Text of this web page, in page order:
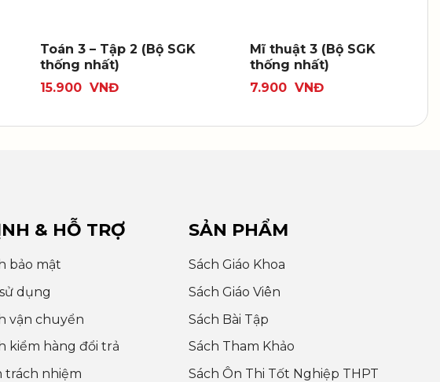
Toán 3 – Tập 2 (Bộ SGK
thống nhất)
15.900 VNĐ
Mĩ thuật 3 (Bộ SGK
thống nhất)
7.900 VNĐ
& HỖ TRỢ
bảo mật
dụng
vận chuyển
kiểm hàng đổi trả
trách nhiệm
SẢN PHẨM
Sách Giáo Khoa
Sách Giáo Viên
Sách Bài Tập
Sách Tham Khảo
Sách Ôn Thi Tốt Nghiệp THPT